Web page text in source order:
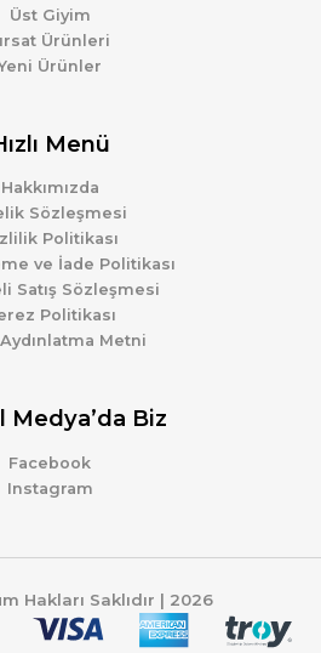
Üst Giyim
Ürünleri
Ürünler
Menü
Hakkımızda
Sözleşmesi
Politikası
ve İade Politikası
Satış Sözleşmesi
Politikası
Aydınlatma Metni
Medya’da Biz
Facebook
Instagram
Hakları Saklıdır | 2026